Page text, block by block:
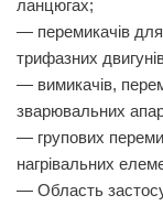
ланцюгах;
— перемикачів
трифазних
— вимикачів,
зварювальних
— групових
нагрівальних
— Область